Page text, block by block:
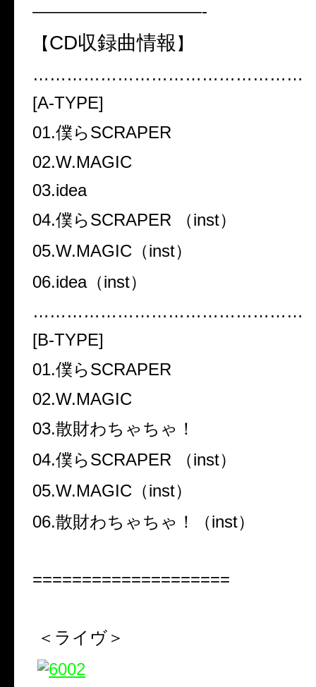
——————————-
【CD収録曲情報 】
…………………………………………
[A-TYPE]
01.僕らSCRAPER
02.W.MAGIC
03.idea
04.僕らSCRAPER （inst）
05.W.MAGIC（inst）
06.idea（inst）
…………………………………………
[B-TYPE]
01.僕らSCRAPER
02.W.MAGIC
03.散財わちゃちゃ！
04.僕らSCRAPER （inst）
05.W.MAGIC（inst）
06.散財わちゃちゃ！ （inst）
====================
＜ライヴ＞